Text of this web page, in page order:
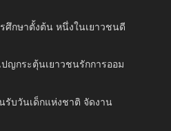
ศึกษาตั้งต้น หนึ่งในเยาวชนดี
ญกระตุ้นเยาวชนรักการออม
รับวันเด็กแห่งชาติ จัดงาน